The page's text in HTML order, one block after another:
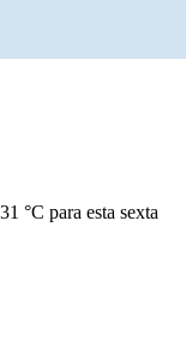
°C para esta sexta